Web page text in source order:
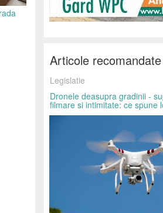
Articole recomandate
Legislatie
Dronele deasupra gradinii -
filmare si intimitate: ce spune